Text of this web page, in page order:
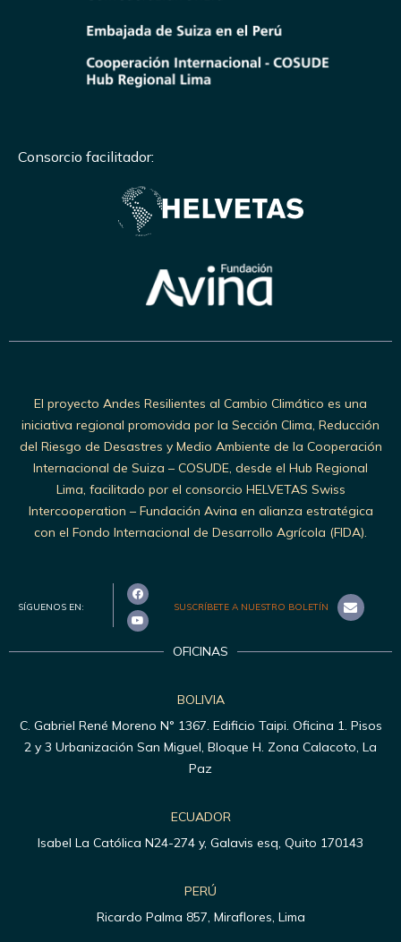
Consorcio facilitador:
El proyecto Andes Resilientes al Cambio Climático es una
iniciativa regional promovida por la Sección Clima, Reducción
del Riesgo de Desastres y Medio Ambiente de la Cooperación
Internacional de Suiza – COSUDE, desde el Hub Regional
Lima, facilitado por el consorcio HELVETAS Swiss
Intercooperation – Fundación Avina en alianza estratégica
con el Fondo Internacional de Desarrollo Agrícola (FIDA).
SÍGUENOS EN: SUSCRÍBETE A NUESTRO BOLETÍN
OFICINAS
BOLIVIA
C. Gabriel René Moreno N° 1367. Edificio Taipi. Oficina 1. Pisos
2 y 3 Urbanización San Miguel, Bloque H. Zona Calacoto, La
Paz
ECUADOR
Isabel La Católica N24-274 y, Galavis esq, Quito 170143
PERÚ
Ricardo Palma 857, Miraflores, Lima